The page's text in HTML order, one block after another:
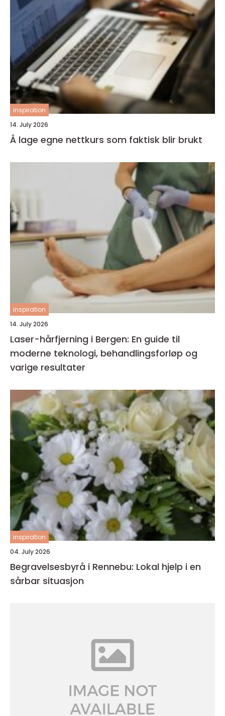
inspiration
14. July 2026
Å lage egne nettkurs som faktisk blir brukt
inspiration
14. July 2026
Laser-hårfjerning i Bergen: En guide til
moderne teknologi, behandlingsforløp og
varige resultater
inspiration
04. July 2026
Begravelsesbyrå i Rennebu: Lokal hjelp i en
sårbar situasjon